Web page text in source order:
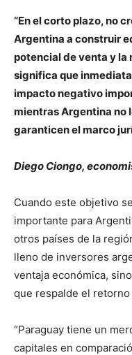
“En el corto plazo, no
Argentina a construir
potencial de venta y la
significa que
impacto negativo
mientras Argentina no
garanticen el marco
Diego Ciongo,
Cuando este objetivo
importante para
otros países de la
lleno de inversores
ventaja económica,
que respalde el
“Paraguay tiene un
capitales en